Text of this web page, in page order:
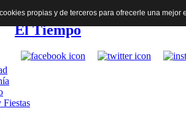
El Tiempo
propias y de terceros para ofrecerle una